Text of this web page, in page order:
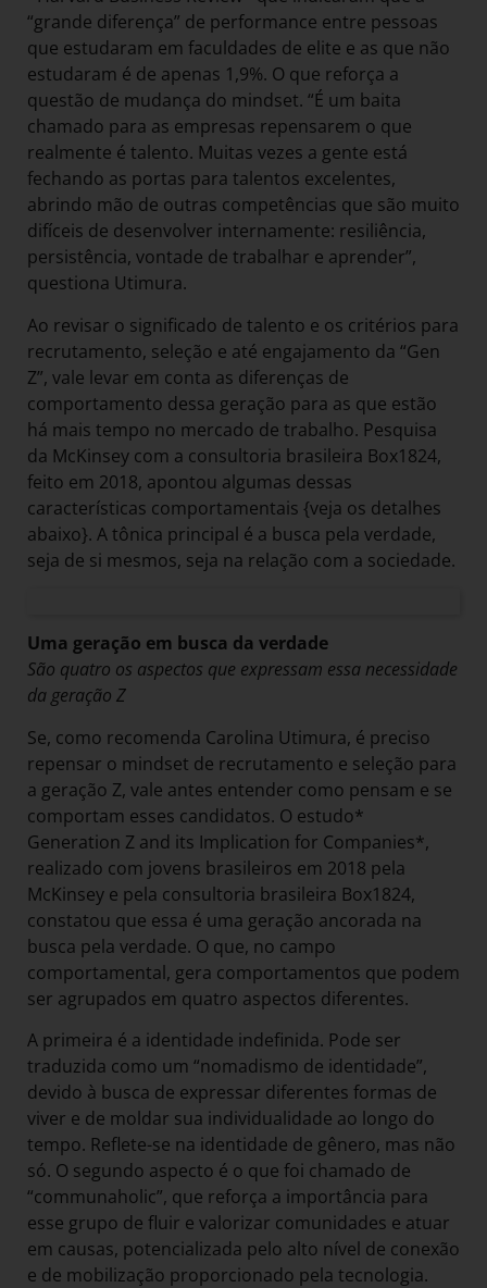
“grande diferença” de performance entre pessoas
que estudaram em faculdades de elite e as que não
estudaram é de apenas 1,9%. O que reforça a
questão de mudança do mindset. “É um baita
chamado para as empresas repensarem o que
realmente é talento. Muitas vezes a gente está
fechando as portas para talentos excelentes,
abrindo mão de outras competências que são muito
difíceis de desenvolver internamente: resiliência,
persistência, vontade de trabalhar e aprender”,
questiona Utimura.
Ao revisar o significado de talento e os critérios para
recrutamento, seleção e até engajamento da “Gen
Z”, vale levar em conta as diferenças de
comportamento dessa geração para as que estão
há mais tempo no mercado de trabalho. Pesquisa
da McKinsey com a consultoria brasileira Box1824,
feito em 2018, apontou algumas dessas
características comportamentais {veja os detalhes
abaixo}. A tônica principal é a busca pela verdade,
seja de si mesmos, seja na relação com a sociedade.
Uma geração em busca da verdade
São quatro os aspectos que expressam essa necessidade
da geração Z
Se, como recomenda Carolina Utimura, é preciso
repensar o mindset de recrutamento e seleção para
a geração Z, vale antes entender como pensam e se
comportam esses candidatos. O estudo*
Generation Z and its Implication for Companies*,
realizado com jovens brasileiros em 2018 pela
McKinsey e pela consultoria brasileira Box1824,
constatou que essa é uma geração ancorada na
busca pela verdade. O que, no campo
comportamental, gera comportamentos que podem
ser agrupados em quatro aspectos diferentes.
A primeira é a identidade indefinida. Pode ser
traduzida como um “nomadismo de identidade”,
devido à busca de expressar diferentes formas de
viver e de moldar sua individualidade ao longo do
tempo. Reflete-se na identidade de gênero, mas não
só. O segundo aspecto é o que foi chamado de
“communaholic”, que reforça a importância para
esse grupo de fluir e valorizar comunidades e atuar
em causas, potencializada pelo alto nível de conexão
e de mobilização proporcionado pela tecnologia.